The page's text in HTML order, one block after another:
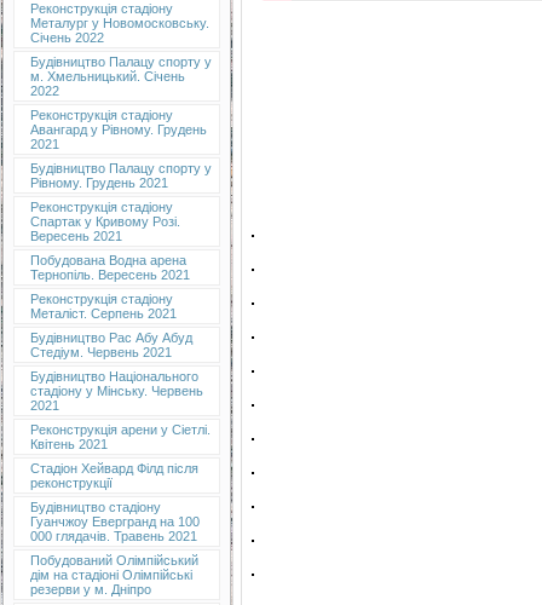
Реконструкція стадіону
Металург у Новомосковську.
Січень 2022
Будівництво Палацу спорту у
м. Хмельницький. Січень
2022
Реконструкція стадіону
Авангард у Рівному. Грудень
2021
Будівництво Палацу спорту у
Рівному. Грудень 2021
Реконструкція стадіону
Спартак у Кривому Розі.
Вересень 2021
Побудована Водна арена
Тернопіль. Вересень 2021
Реконструкція стадіону
Металіст. Серпень 2021
Будівництво Рас Абу Абуд
Стедіум. Червень 2021
Будівництво Національного
стадіону у Мінську. Червень
2021
Реконструкція арени у Сіетлі.
Квітень 2021
Стадіон Хейвард Філд після
реконструкції
Будівництво стадіону
Гуанчжоу Евергранд на 100
000 глядачів. Травень 2021
Побудований Олімпійський
дім на стадіоні Олімпійські
резерви у м. Дніпро